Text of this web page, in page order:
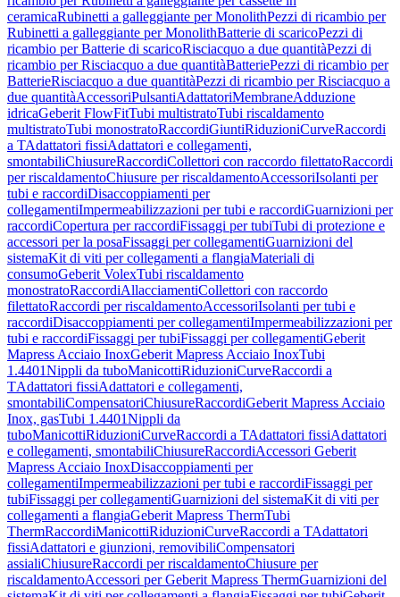
ceramicaRubinetti a galleggiante per MonolithPezzi di ricambio per
Rubinetti a galleggiante per MonolithBatterie di scaricoPezzi di
ricambio per Batterie di scaricoRisciacquo a due quantitàPezzi di
ricambio per Risciacquo a due quantitàBatteriePezzi di ricambio per
BatterieRisciacquo a due quantitàPezzi di ricambio per Risciacquo a
due quantitàAccessoriPulsantiAdattatoriMembraneAdduzione
idricaGeberit FlowFitTubi multistratoTubi riscaldamento
multistratoTubi monostratoRaccordiGiuntiRiduzioniCurveRaccordi
a TAdattatori fissiAdattatori e collegamenti,
smontabiliChiusureRaccordiCollettori con raccordo filettatoRaccordi
per riscaldamentoChiusure per riscaldamentoAccessoriIsolanti per
tubi e raccordiDisaccoppiamenti per
collegamentiImpermeabilizzazioni per tubi e raccordiGuarnizioni per
raccordiCopertura per raccordiFissaggi per tubiTubi di protezione e
accessori per la posaFissaggi per collegamentiGuarnizioni del
sistemaKit di viti per collegamenti a flangiaMateriali di
consumoGeberit VolexTubi riscaldamento
monostratoRaccordiAllacciamentiCollettori con raccordo
filettatoRaccordi per riscaldamentoAccessoriIsolanti per tubi e
raccordiDisaccoppiamenti per collegamentiImpermeabilizzazioni per
tubi e raccordiFissaggi per tubiFissaggi per collegamentiGeberit
Mapress Acciaio InoxGeberit Mapress Acciaio InoxTubi
1.4401Nippli da tuboManicottiRiduzioniCurveRaccordi a
TAdattatori fissiAdattatori e collegamenti,
smontabiliCompensatoriChiusureRaccordiGeberit Mapress Acciaio
Inox, gasTubi 1.4401Nippli da
tuboManicottiRiduzioniCurveRaccordi a TAdattatori fissiAdattatori
e collegamenti, smontabiliChiusureRaccordiAccessori Geberit
Mapress Acciaio InoxDisaccoppiamenti per
collegamentiImpermeabilizzazioni per tubi e raccordiFissaggi per
tubiFissaggi per collegamentiGuarnizioni del sistemaKit di viti per
collegamenti a flangiaGeberit Mapress ThermTubi
ThermRaccordiManicottiRiduzioniCurveRaccordi a TAdattatori
fissiAdattatori e giunzioni, removibiliCompensatori
assialiChiusureRaccordi per riscaldamentoChiusure per
riscaldamentoAccessori per Geberit Mapress ThermGuarnizioni del